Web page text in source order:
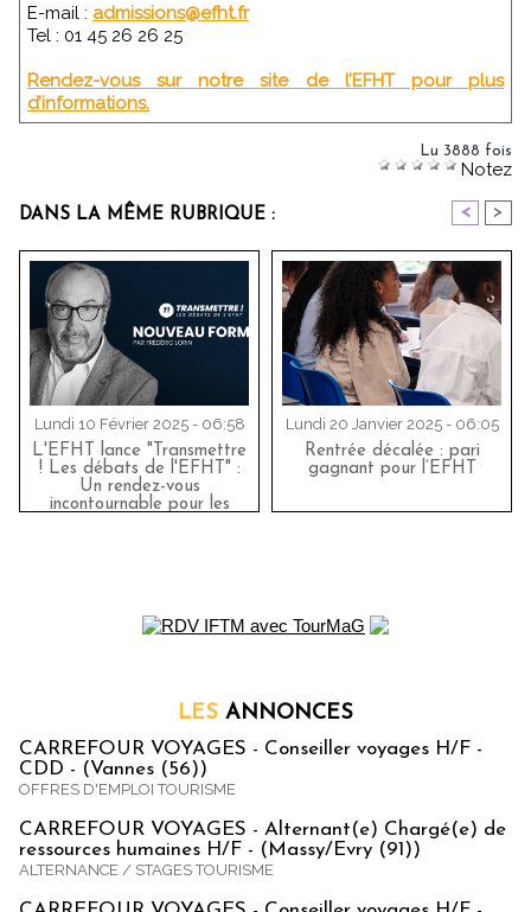
E-mail : admissions@efht.fr
Tel : 01 45 26 26 25
Rendez-vous sur notre site de l’EFHT pour plus
d’informations.
Lu 3888 fois
Notez
DANS LA MÊME RUBRIQUE : < >
Lundi 10 Février 2025 - 06:58
L'EFHT lance "Transmettre
! Les débats de l'EFHT" :
Un rendez-vous
incontournable pour les
Lundi 20 Janvier 2025 - 06:05
Rentrée décalée : pari
gagnant pour l’EFHT
LES ANNONCES
CARREFOUR VOYAGES - Conseiller voyages H/F -
CDD - (Vannes (56))
OFFRES D'EMPLOI TOURISME
CARREFOUR VOYAGES - Alternant(e) Chargé(e) de
ressources humaines H/F - (Massy/Evry (91))
ALTERNANCE / STAGES TOURISME